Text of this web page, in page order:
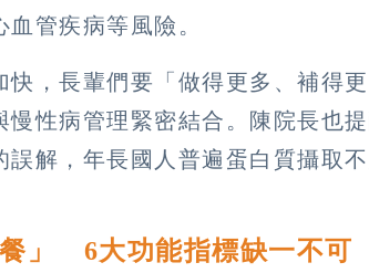
管疾病等風險。
快，長輩們要「做得更多、補得
慢性病管理緊密結合。陳院長也
誤解，年長國人普遍蛋白質攝取
」 6大功能指標缺一不可